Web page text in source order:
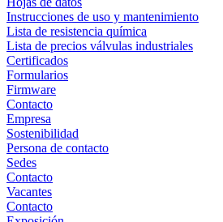
Instrucciones de uso y mantenimiento
Lista de resistencia química
Lista de precios válvulas industriales
Certificados
Formularios
Firmware
Contacto
Empresa
Sostenibilidad
Persona de contacto
Sedes
Contacto
Vacantes
Contacto